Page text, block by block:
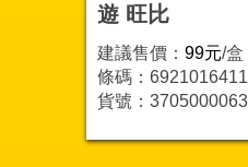
遊 旺比
建議售價： 99元/盒
條碼：
貨號：3705000063